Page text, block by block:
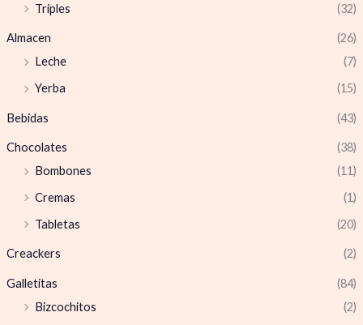
Triples
(32)
Almacen
(26)
Leche
(7)
Yerba
(15)
Bebidas (43)
Chocolates
(38)
Bombones
(11)
Cremas
(1)
Tabletas
(20)
Creackers (2)
Galletitas
(84)
Bizcochitos
(2)